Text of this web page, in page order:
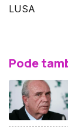
LUSA
Pode